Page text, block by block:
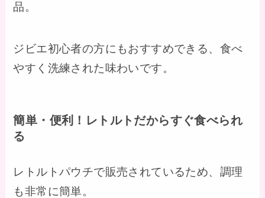
品。
ジビエ初心者の方にもおすすめできる、食べ
やすく洗練された味わいです。
簡単・便利！レトルトだからすぐ食べられ
る
レトルトパウチで販売されているため、調理
も非常に簡単。